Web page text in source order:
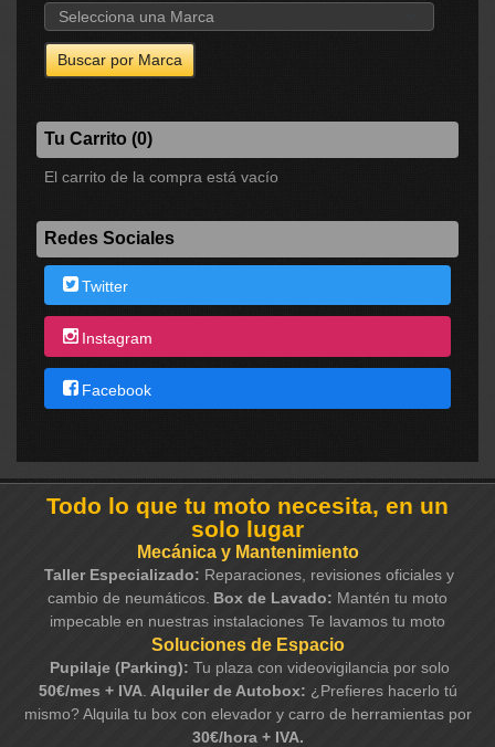
Tu Carrito (0)
El carrito de la compra está vacío
Redes Sociales
Twitter
Instagram
Facebook
Todo lo que tu moto necesita, en un
solo lugar
Mecánica y Mantenimiento
Taller Especializado: Reparaciones, revisiones oficiales y
cambio de neumáticos. Box de Lavado: Mantén tu moto
impecable en nuestras instalaciones Te lavamos tu moto
Soluciones de Espacio
Pupilaje (Parking): Tu plaza con videovigilancia por solo
50€/mes + IVA. Alquiler de Autobox: ¿Prefieres hacerlo tú
mismo? Alquila tu box con elevador y carro de herramientas por
30€/hora + IVA.